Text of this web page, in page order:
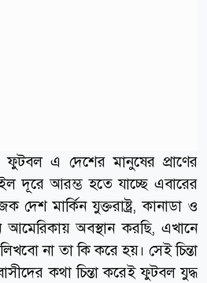
এ দেশের মানুষের প্রাণের
দূরে আরম্ভ হতে যাচ্ছে এবারের
মার্কিন যুক্তরাষ্ট্র, কানাডা ও
আমেরিকায় অবস্থান করছি, এখানে
না তা কি করে হয়। সেই চিন্তা
কথা চিন্তা করেই ফুটবল যুদ্ধ